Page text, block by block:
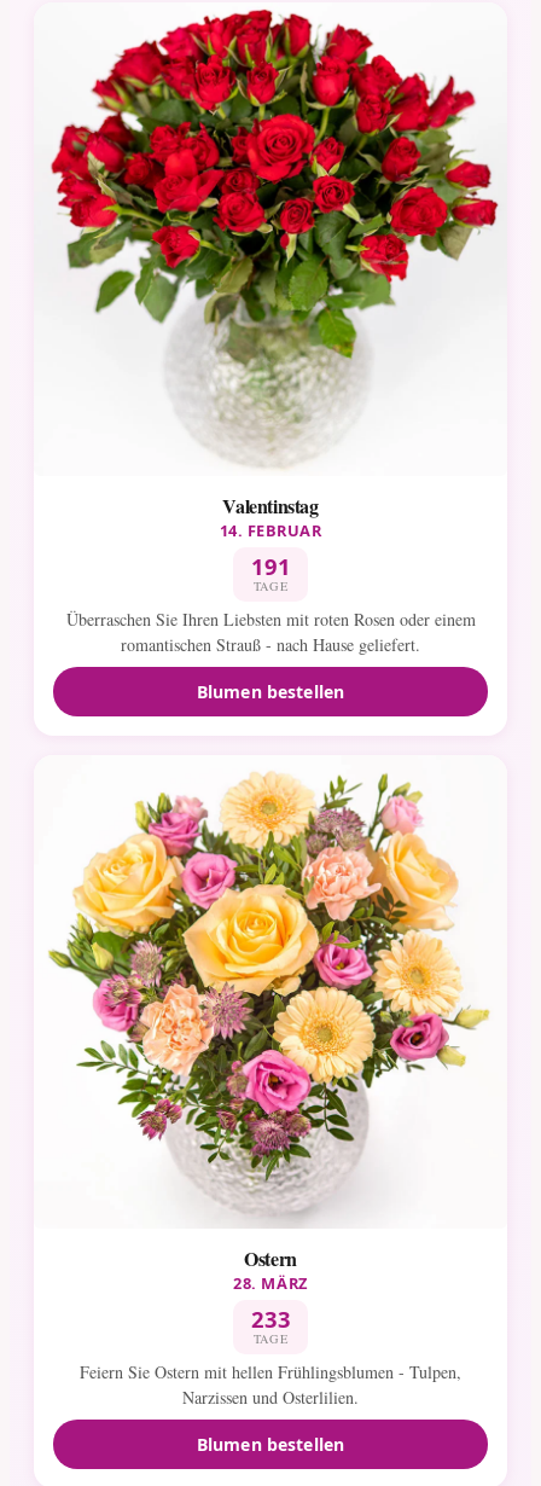
Valentinstag
14. FEBRUAR
191
TAGE
Überraschen Sie Ihren Liebsten mit roten Rosen oder einem
romantischen Strauß - nach Hause geliefert.
Blumen bestellen
Ostern
28. MÄRZ
233
TAGE
Feiern Sie Ostern mit hellen Frühlingsblumen - Tulpen,
Narzissen und Osterlilien.
Blumen bestellen